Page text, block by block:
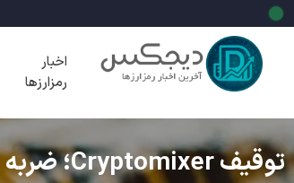
اخبار
رمزارزها
توقیف Cryptomixer؛ ضربه به شبکه میکسر بیت کوین